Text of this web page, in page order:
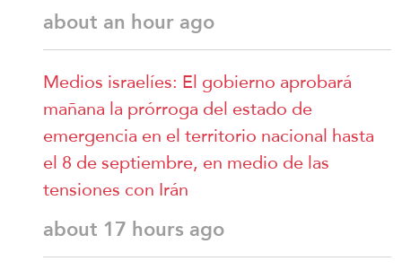
about an hour ago
Medios israelíes: El gobierno aprobará
mañana la prórroga del estado de
emergencia en el territorio nacional hasta
el 8 de septiembre, en medio de las
tensiones con Irán
about 17 hours ago